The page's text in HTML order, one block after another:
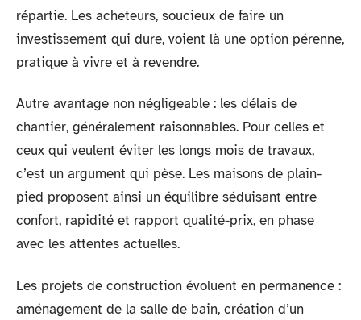
répartie. Les acheteurs, soucieux de faire un
investissement qui dure, voient là une option pérenne,
pratique à vivre et à revendre.
Autre avantage non négligeable : les délais de
chantier, généralement raisonnables. Pour celles et
ceux qui veulent éviter les longs mois de travaux,
c’est un argument qui pèse. Les maisons de plain-
pied proposent ainsi un équilibre séduisant entre
confort, rapidité et rapport qualité-prix, en phase
avec les attentes actuelles.
Les projets de construction évoluent en permanence :
aménagement de la salle de bain, création d’un